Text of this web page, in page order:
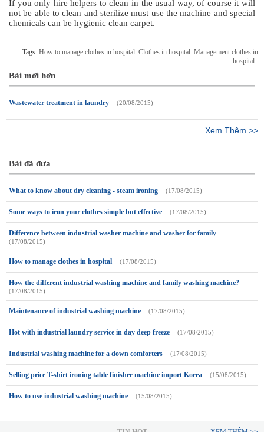
If you only hire helpers to clean in the usual way, of course it will
not be able to clean and sterilize must use the machine and special
chemicals can be hygienic clean carpet.
Tags: How to manage clothes in hospital Clothes in hospital Management clothes in
hospital
Bài mới hơn
Wastewater treatment in laundry (20/08/2015)
Xem Thêm >>
Bài đã đưa
What to know about dry cleaning - steam ironing (17/08/2015)
Some ways to iron your clothes simple but effective (17/08/2015)
Difference between industrial washer machine and washer for family
(17/08/2015)
How to manage clothes in hospital (17/08/2015)
How the different industrial washing machine and family washing machine?
(17/08/2015)
Maintenance of industrial washing machine (17/08/2015)
Hot with industrial laundry service in day deep freeze (17/08/2015)
Industrial washing machine for a down comforters (17/08/2015)
Selling price T-shirt ironing table finisher machine import Korea (15/08/2015)
How to use industrial washing machine (15/08/2015)